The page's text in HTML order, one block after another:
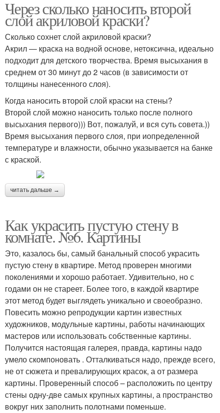
Через сколько наносить второй
слой акриловой краски?
Сколько сохнет слой акриловой краски?
Акрил — краска на водной основе, нетоксична, идеально
подходит для детского творчества. Время высыхания в
среднем от 30 минут до 2 часов (в зависимости от
толщины нанесенного слоя).
Когда наносить второй слой краски на стены?
Второй слой можно наносить только после полного
высыхания первого))) Вот, пожалуй, и вся суть совета.))
Время высыхания первого слоя, при иопределенной
температуре и влажности, обычно указывается на банке
с краской.
читать дальше →
Как украсить пустую стену в
комнате. №6. Картины
Это, казалось бы, самый банальный способ украсить
пустую стену в квартире. Метод проверен многими
поколениями и хорошо работает. Удивительно, но с
годами он не стареет. Более того, в каждой квартире
этот метод будет выглядеть уникально и своеобразно.
Повесить можно репродукции картин известных
художников, модульные картины, работы начинающих
мастеров или использовать собственные картины.
Получится настоящая галерея, правда, картины надо
умело скомпоновать . Отталкиваться надо, прежде всего,
не от сюжета и превалирующих красок, а от размера
картины. Проверенный способ – расположить по центру
стены одну-две самых крупных картины, а пространство
вокруг них заполнить полотнами поменьше.